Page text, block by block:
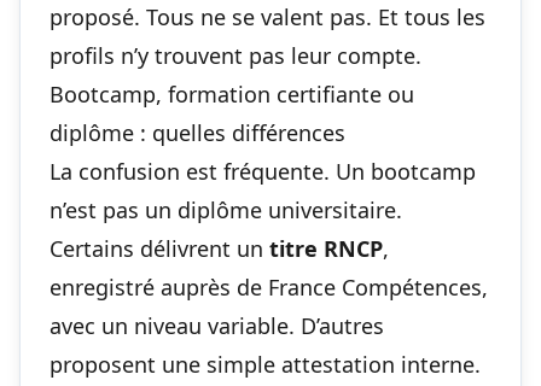
proposé. Tous ne se valent pas. Et tous les
profils n’y trouvent pas leur compte.
Bootcamp, formation certifiante ou
diplôme : quelles différences
La confusion est fréquente. Un bootcamp
n’est pas un diplôme universitaire.
Certains délivrent un titre RNCP,
enregistré auprès de France Compétences,
avec un niveau variable. D’autres
proposent une simple attestation interne.